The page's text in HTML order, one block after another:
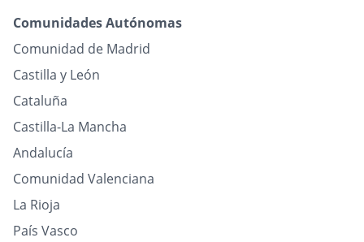
Comunidades Autónomas
Comunidad de Madrid
Castilla y León
Cataluña
Castilla-La Mancha
Andalucía
Comunidad Valenciana
La Rioja
País Vasco